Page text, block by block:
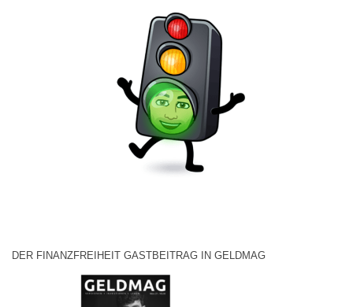
DER FINANZFREIHEIT GASTBEITRAG IN GELDMAG